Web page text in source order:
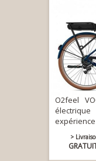
O2feel
expérience
>